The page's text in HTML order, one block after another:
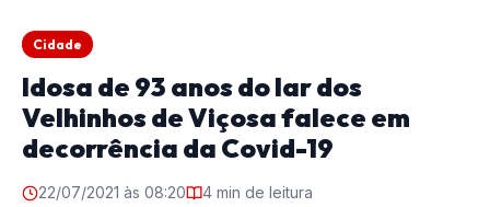
Cidade
Idosa de 93 anos do lar dos
Velhinhos de Viçosa falece em
decorrência da Covid-19
22/07/2021 às 08:20 4 min de leitura